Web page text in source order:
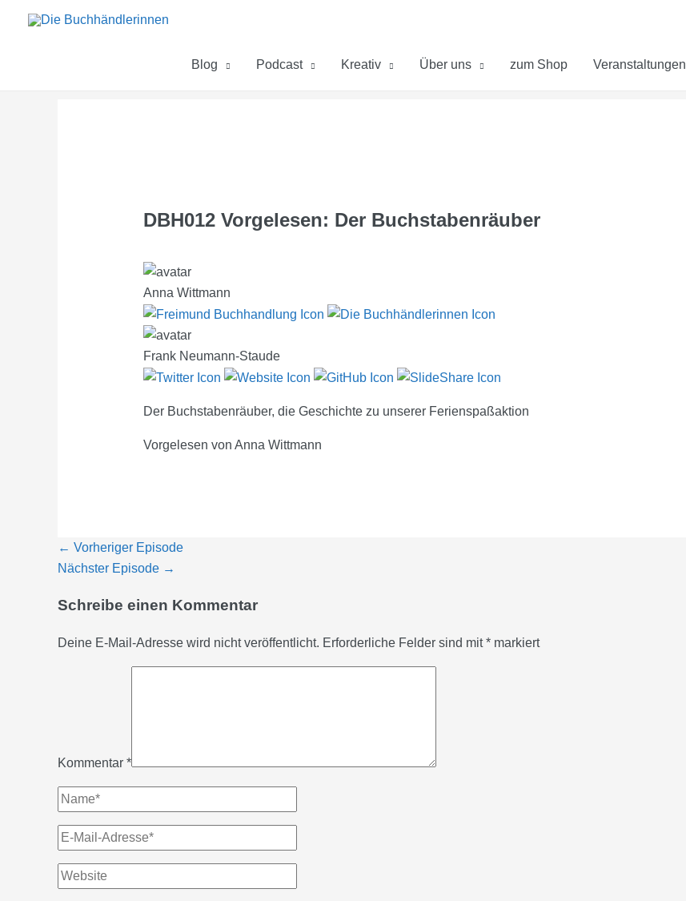
Inhalt
Blog
Podcast Kreativ Über uns zum Shop Veranstaltungen
DBH012 Vorgelesen: Der Buchstabenräuber
Anna Wittmann
Frank Neumann-Staude
Der Buchstabenräuber, die Geschichte zu unserer Ferienspaßaktion
Vorgelesen von Anna Wittmann
← Vorheriger Episode
Nächster Episode →
Schreibe einen Kommentar
Deine E-Mail-Adresse wird nicht veröffentlicht. Erforderliche Felder sind mit* markiert
Kommentar *
Name*
E-
Mail-
Adresse*
Website